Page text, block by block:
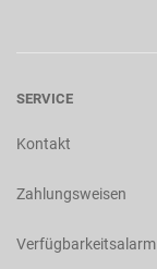
SERVICE
Kontakt
Zahlungsweisen
Verfügbarkeitsalarm